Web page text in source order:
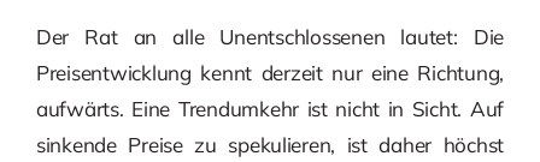
Der Rat an alle Unentschlossenen lautet: Die
Preisentwicklung kennt derzeit nur eine Richtung,
aufwärts. Eine Trendumkehr ist nicht in Sicht. Auf
sinkende Preise zu spekulieren, ist daher höchst